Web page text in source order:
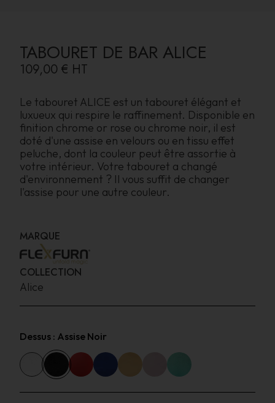
TABOURET DE BAR ALICE
109,00 € HT
Le tabouret ALICE est un tabouret élégant et
luxueux qui respire le raffinement. Disponible en
finition chrome or rose ou chrome noir, il est
doté d'une assise en velours ou en tissu effet
peluche, dont la couleur peut être assortie à
votre intérieur. Votre tabouret a changé
d'environnement ? Il vous suffit de changer
l'assise pour une autre couleur.
MARQUE
COLLECTION
Alice
Dessus : Assise Noir